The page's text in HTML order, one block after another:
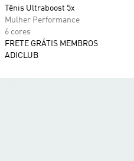
Tênis Ultraboost 5x
Mulher Performance
6 cores
FRETE GRÁTIS MEMBROS
ADICLUB